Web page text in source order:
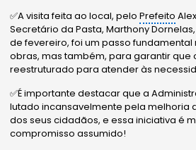
✅A visita feita ao local, peloPrefeito
Secretário da Pasta, Marthony
de fevereiro, foi um passo fundamental
obras, mas também, para garantir que
reestruturado para atender às
✅É importante destacar que a
lutado incansavelmente pela melhoria
dos seus cidadãos, e essa iniciativa é
compromisso assumido!